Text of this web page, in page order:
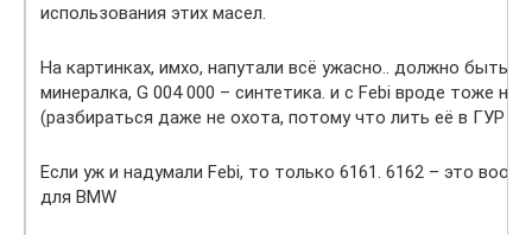
использования этих масел.
На картинках, имхо, напутали всё ужасно.. должно быть G
минералка, G 004 000 – синтетика. и с Febi вроде тоже
(разбираться даже не охота, потому что лить её в ГУР
Если уж и надумали Febi, то только 6161. 6162 – это
для BMW